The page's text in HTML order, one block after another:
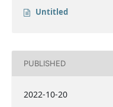
Untitled
PUBLISHED
2022-10-20